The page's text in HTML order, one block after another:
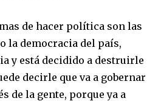
de hacer política son las
la democracia del país,
y está decidido a destruirle
decirle que va a gobernar
de la gente, porque ya a